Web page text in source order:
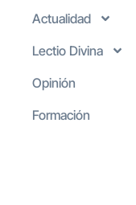
Actualidad
Lectio Divina
Opinión
Formación